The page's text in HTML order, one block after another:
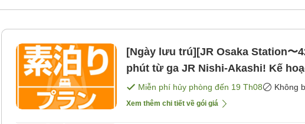
[Ngày lưu trú][JR Osaka Station〜
phút từ ga JR Nishi-Akashi! Kế
[Không bao gồm bữa ăn]
Miễn phí hủy phòng đến 19 Th08 Không
Xem thêm chi tiết về gói giá